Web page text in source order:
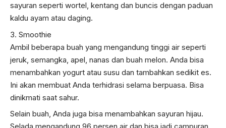
sayuran seperti wortel, kentang dan buncis dengan paduan
kaldu ayam atau daging.
Smoothie
Ambil beberapa buah yang mengandung tinggi air seperti
jeruk, semangka, apel, nanas dan buah melon. Anda bisa
menambahkan yogurt atau susu dan tambahkan sedikit es.
Ini akan membuat Anda terhidrasi selama berpuasa. Bisa
dinikmati saat sahur.
Selain buah, Anda juga bisa menambahkan sayuran hijau.